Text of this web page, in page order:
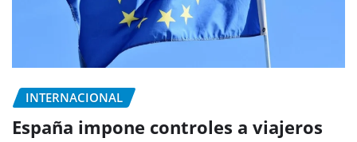
INTERNACIONAL
España impone controles a viajeros